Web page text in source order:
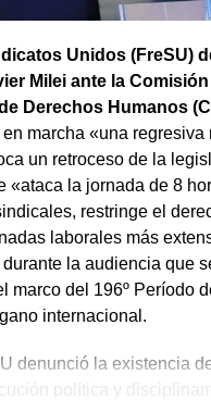
Unidos (FreSU)
Milei ante la Comisión
Derechos Humanos
marcha «una regresiva
un retroceso de la
«ataca la jornada de 8
restringe el
laborales más
la audiencia que
marco del 196º Período
internacional.
denunció la existencia
política y